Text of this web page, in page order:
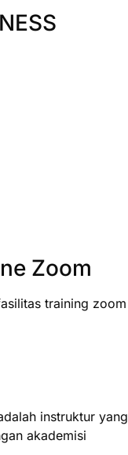
Zoom
training zoom
instruktur yang
akademisi